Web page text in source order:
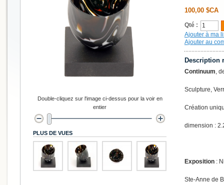
100,00 $CA
Qté :
Ajouter à ma
Ajouter au
Description
Continuum,
Sculpture,
Création
dimension :
Exposition :
Ste-Anne de
Double-cliquez sur l'image ci-dessus pour la voir en
entier
PLUS DE VUES